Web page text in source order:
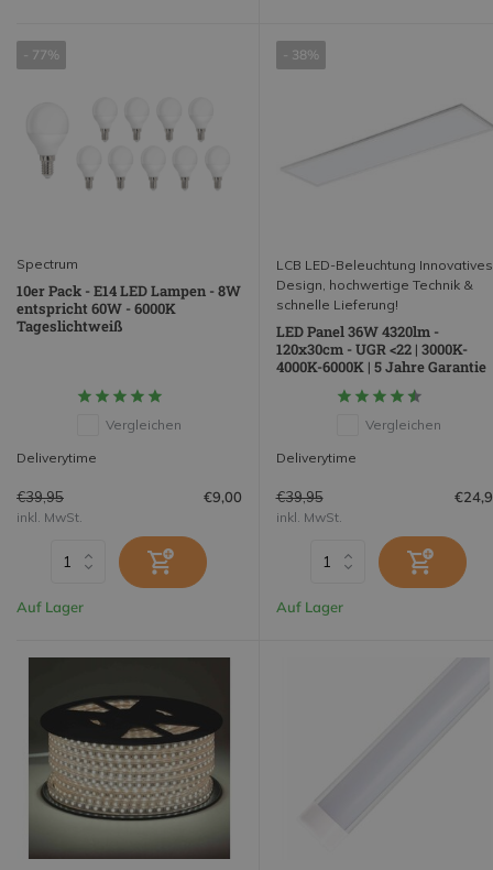
- 77%
Spectrum
10er Pack - E14 LED Lampen - 8W
entspricht 60W - 6000K
Tageslichtweiß
Vergleichen
Deliverytime
€39,95 €9,00
inkl. MwSt.
Auf Lager
- 38%
LCB LED-Beleuchtung Innovatives
Design, hochwertige Technik &
schnelle Lieferung!
LED Panel 36W 4320lm -
120x30cm - UGR <22 | 3000K-
4000K-6000K | 5 Jahre Garantie
Vergleichen
Deliverytime
€39,95
inkl. MwSt.
Auf Lager